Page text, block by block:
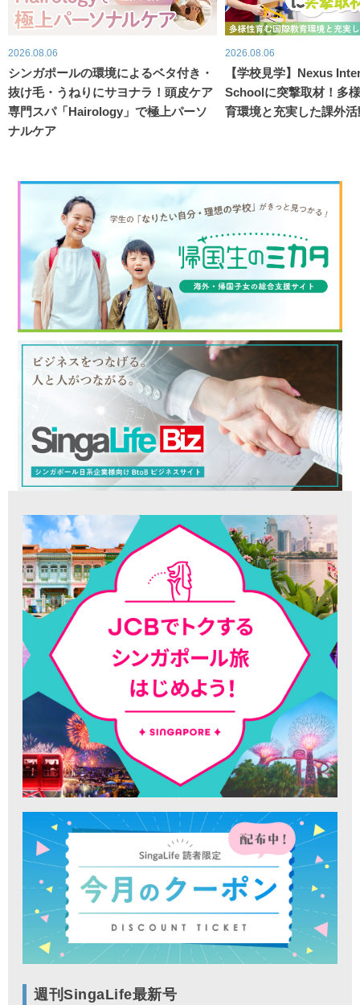
2026.08.06
シンガポールの環境によるベタ付き・
抜け毛・うねりにサヨナラ！頭皮ケア
専門スパ「Hairology」で極上パーソ
ナルケア
2026.08.06
【学校見学】Nexus
Schoolに突撃取材！多
育環境と充実した課外
週刊SingaLife最新号